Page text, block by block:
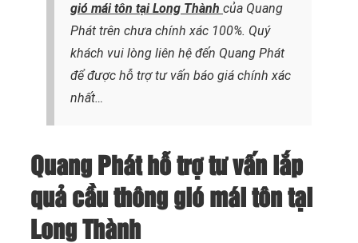
gió mái tôn tại Long Thành của Quang
Phát trên chưa chính xác 100%. Quý
khách vui lòng liên hệ đến Quang Phát
để được hỗ trợ tư vấn báo giá chính xác
nhất…
Quang Phát hỗ trợ tư vấn lắp
quả cầu thông gió mái tôn tại
Long Thành